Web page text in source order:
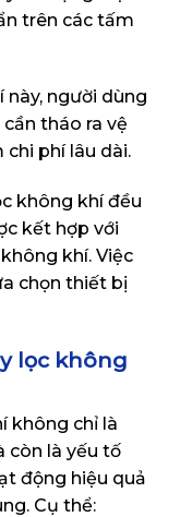
trên các tấm
này, người dùng
tháo ra vệ
phí lâu dài.
không khí đều
kết hợp với
khí. Việc
chọn thiết bị
lọc không
không chỉ là
còn là yếu tố
động hiệu quả
Cụ thể: